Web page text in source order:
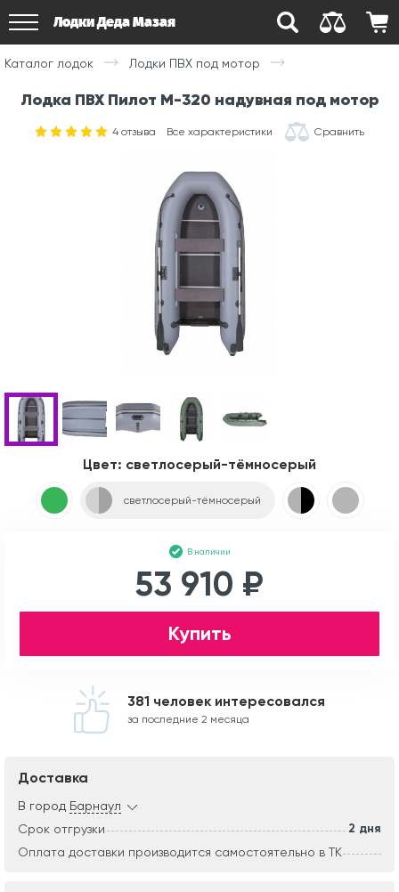
Лодки Деда Мазая
Каталог лодок Лодки ПВХ под мотор
Лодка ПВХ Пилот М-320 надувная под мотор
4 отзыва Все характеристики Сравнить
Цвет: светлосерый-тёмносерый
светлосерый-тёмносерый
В наличии
53 910 ₽
Купить
381 человек интересовался
за последние 2 месяца
Доставка
В город Барнаул
Срок отгрузки
2 дня
Оплата доставки производится самостоятельно в ТК